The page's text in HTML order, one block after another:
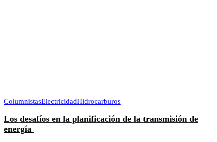
ColumnistasElectricidadHidrocarburos
Los desafíos en la planificación de la transmisión de
energía